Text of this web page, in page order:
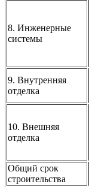
8. Инженерные
системы
9. Внутренняя
отделка
10. Внешняя
отделка
Общий срок
строительства